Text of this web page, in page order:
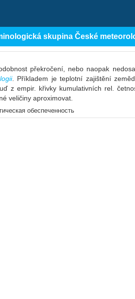
skupina České
překročení, nebo naopak
. Příkladem je teplotní zajištění
z empir. křivky kumulativních rel.
veličiny aproximovat.
обеспеченность